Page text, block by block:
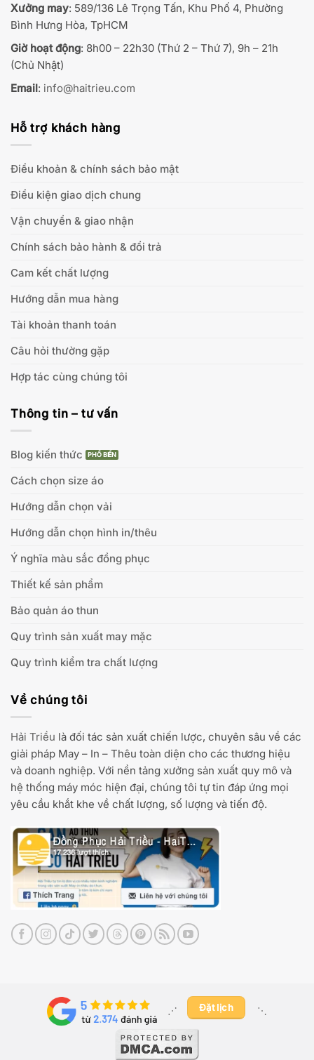
Xưởng may: 589/136 Lê Trọng Tấn, Khu Phố 4, Phường
Bình Hưng Hòa, TpHCM
Giờ hoạt động: 8h00 – 22h30 (Thứ 2 – Thứ 7), 9h – 21h
(Chủ Nhật)
Email: info@haitrieu.com
Hỗ trợ khách hàng
Điều khoản & chính sách bảo mật
Điều kiện giao dịch chung
Vận chuyển & giao nhận
Chính sách bảo hành & đổi trả
Cam kết chất lượng
Hướng dẫn mua hàng
Tài khoản thanh toán
Câu hỏi thường gặp
Hợp tác cùng chúng tôi
Thông tin – tư vấn
Blog kiến thức
Cách chọn size áo
Hướng dẫn chọn vải
Hướng dẫn chọn hình in/thêu
Ý nghĩa màu sắc đồng phục
Thiết kế sản phẩm
Bảo quản áo thun
Quy trình sản xuất may mặc
Quy trình kiểm tra chất lượng
Về chúng tôi
Hải Triều là đối tác sản xuất chiến lược, chuyên sâu về các
giải pháp May – In – Thêu toàn diện cho các thương hiệu
và doanh nghiệp. Với nền tảng xưởng sản xuất quy mô và
hệ thống máy móc hiện đại, chúng tôi tự tin đáp ứng mọi
yêu cầu khắt khe về chất lượng, số lượng và tiến độ.
⋰ ​ Đặt lịch ⋱